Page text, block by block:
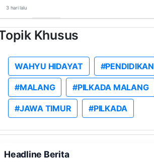
3 hari lalu
Khusus
WAHYU HIDAYAT #PENDIDIKAN
#MALANG #PILKADA MALANG
#JAWA TIMUR #PILKADA
Headline Berita